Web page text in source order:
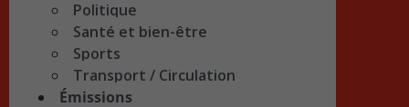
Politique
Santé et bien-être
Sports
Transport / Circulation
Émissions